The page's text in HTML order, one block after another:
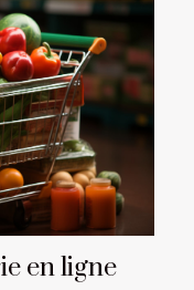
en ligne